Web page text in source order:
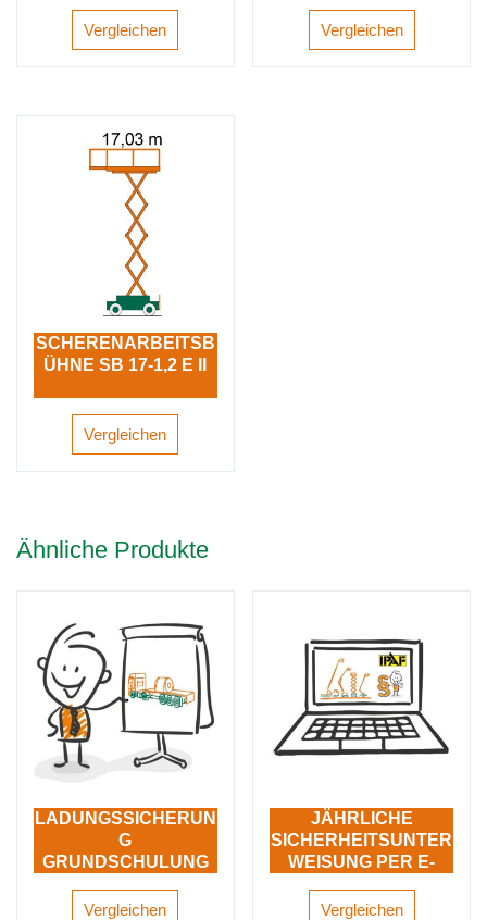
Vergleichen Vergleichen
SCHERENARBEITSB
ÜHNE SB 17-1,2 E II
Vergleichen
Ähnliche Produkte
LADUNGSSICHERUN
G
GRUNDSCHULUNG
Vergleichen
JÄHRLICHE
SICHERHEITSUNTER
WEISUNG PER E-
Vergleichen